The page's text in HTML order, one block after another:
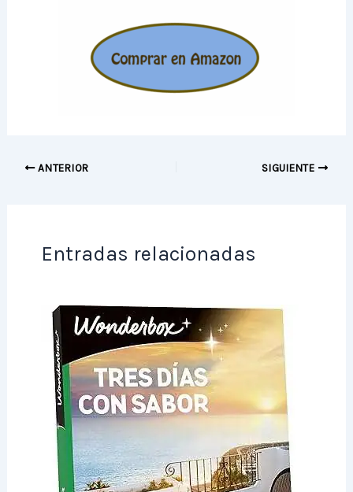
ANTERIOR SIGUIENTE
Entradas relacionadas